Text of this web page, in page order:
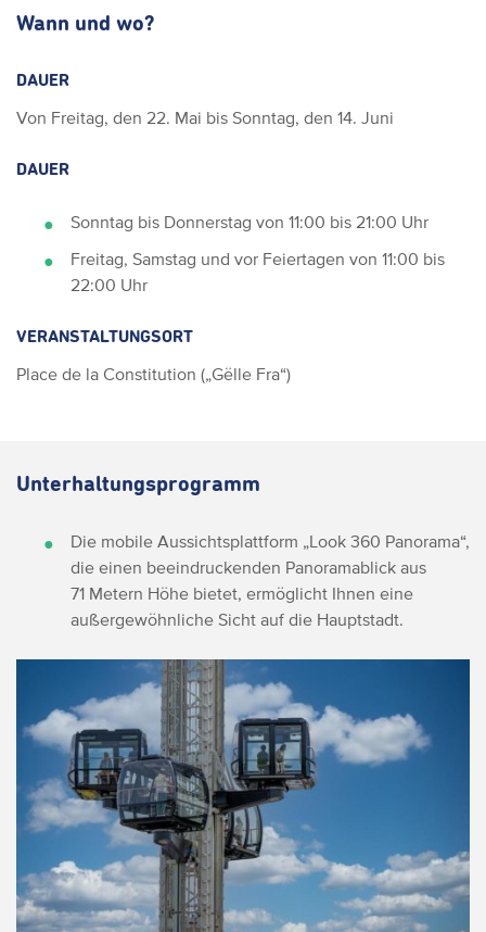
Wann und wo?
DAUER
Von Freitag, den 22. Mai bis Sonntag, den 14. Juni
DAUER
Sonntag bis Donnerstag von 11:00 bis 21:00 Uhr
Freitag, Samstag und vor Feiertagen von 11:00 bis
22:00 Uhr
VERANSTALTUNGSORT
Place de la Constitution („Gëlle Fra“)
Unterhaltungsprogramm
Die mobile Aussichtsplattform „Look 360 Panorama“,
die einen beeindruckenden Panoramablick aus
71 Metern Höhe bietet, ermöglicht Ihnen eine
außergewöhnliche Sicht auf die Hauptstadt.